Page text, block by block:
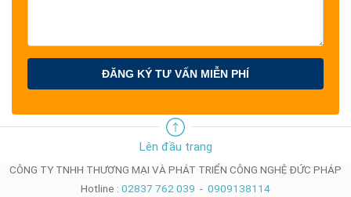
ĐĂNG KÝ TƯ VẤN MIỄN PHÍ
Lên đầu trang
CÔNG TY TNHH THƯƠNG MẠI VÀ PHÁT TRIỂN CÔNG NGHỆ ĐỨC PHÁP
Hotline : 02837 762 039 - 0909138114